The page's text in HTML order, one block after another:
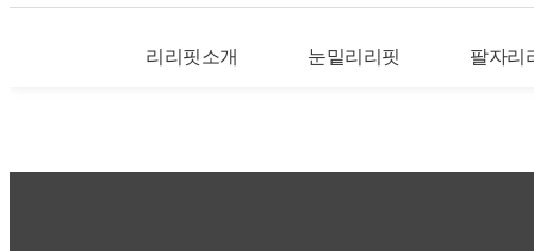
리리핏소개 눈밑리리핏 팔자리